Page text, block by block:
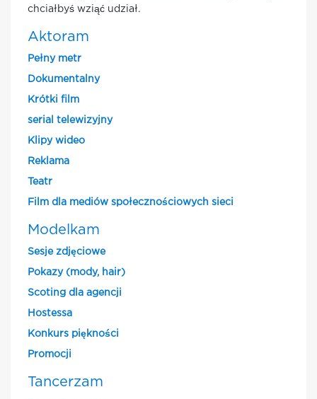
chciałbyś wziąć udział.
Aktoram
Pełny metr
Dokumentalny
Krótki film
serial telewizyjny
Klipy wideo
Reklama
Teatr
Film dla mediów społecznościowych sieci
Modelkam
Sesje zdjęciowe
Pokazy (mody, hair)
Scoting dla agencji
Hostessa
Konkurs piękności
Promocji
Tancerzam